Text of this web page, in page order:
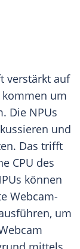
verstärkt auf
kommen um
Die NPUs
und
Das trifft
CPU des
können
Webcam-
um